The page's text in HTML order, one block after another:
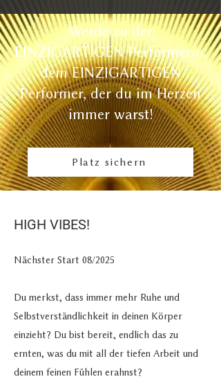
Werde zu der
EINZIGARTIGEN Performerin,
dem EINZIGARTIGEN
Performer, der du im Herzen
immer warst!
Platz sichern
HIGH VIBES!
Nächster Start 08/2025
Du merkst, dass immer mehr Ruhe und
Selbstverständlichkeit in deinen Körper
einzieht? Du bist bereit, endlich das zu
ernten, was du mit all der tiefen Arbeit und
deinem feinen Fühlen erahnst?